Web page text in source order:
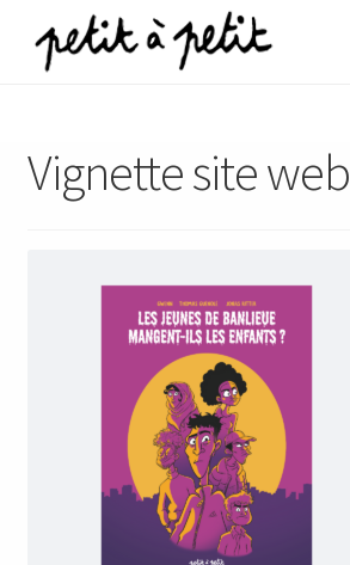
Aller
à
Aller
au
Vignette site web